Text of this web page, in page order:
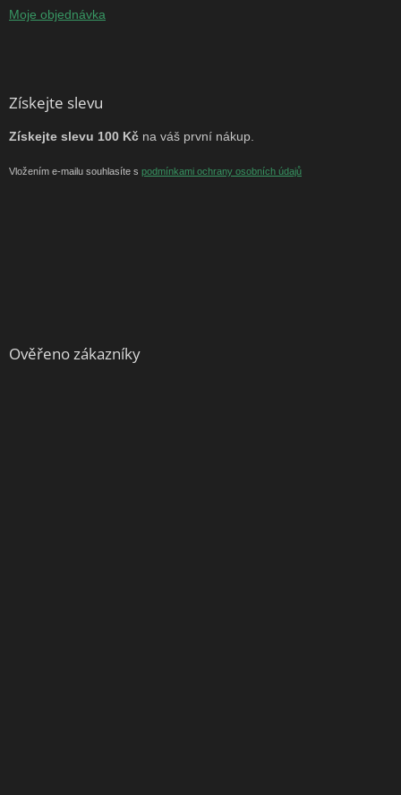
Moje objednávka
Získejte slevu
Získejte slevu 100 Kč na váš první nákup.
Vložením e-mailu souhlasíte s podmínkami ochrany osobních údajů
Ověřeno zákazníky